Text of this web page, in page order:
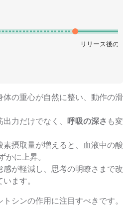
リリース後の流
の重心が自然に整い、動作の滑
力だけでなく、 呼吸の深さ も変
摂取量が増えると、血液中の酸
かに上昇。
が軽減し、思考の明瞭さまで改
ます。
シンの作用に注目すべきです。